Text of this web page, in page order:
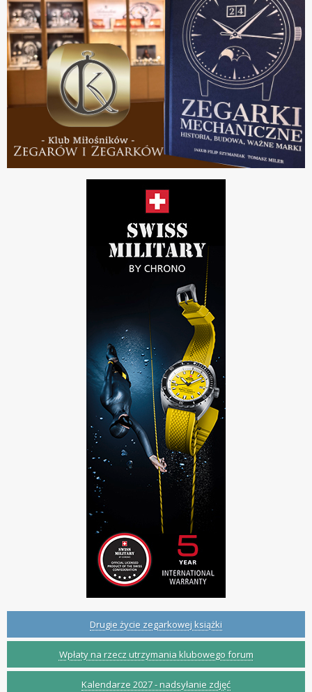
Drugie życie zegarkowej książki
Wpłaty na rzecz utrzymania klubowego forum
Kalendarze 2027 - nadsyłanie zdjęć